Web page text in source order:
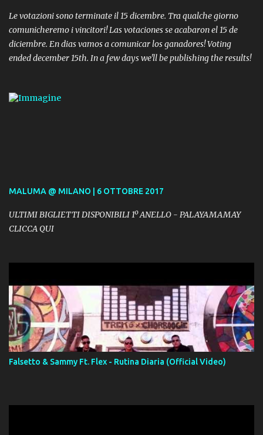
Le votazioni sono terminate il 15 dicembre. Tra qualche giorno
comunicheremo i vincitori! Las votaciones se acabaron el 15 de
diciembre. En dias vamos a comunicar los ganadores! Voting
ended december 15th. In a few days we'll be publishing the results!
MALUMA @ MILANO | 6 OTTOBRE 2017
ULTIMI BIGLIETTI DISPONIBILI 1º ANELLO - PALAYAMAMAY
CLICCA QUI
Falsetto & Sammy Ft. Flex - Rutina Diaria (Official Video)